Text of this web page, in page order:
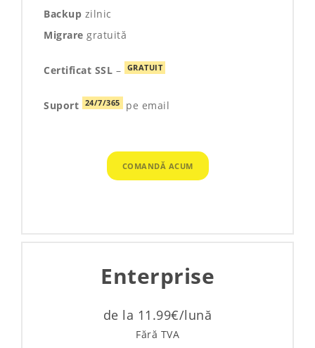
Backup zilnic
Migrare gratuită
Certificat SSL – GRATUIT
Suport 24/7/365 pe email
COMANDĂ ACUM
Enterprise
de la 11.99€/lună
Fără TVA